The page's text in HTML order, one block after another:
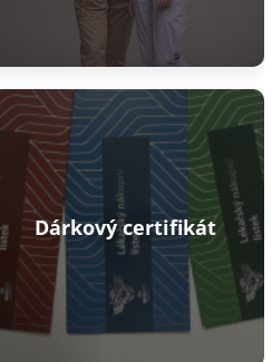
Dárkový certifikát